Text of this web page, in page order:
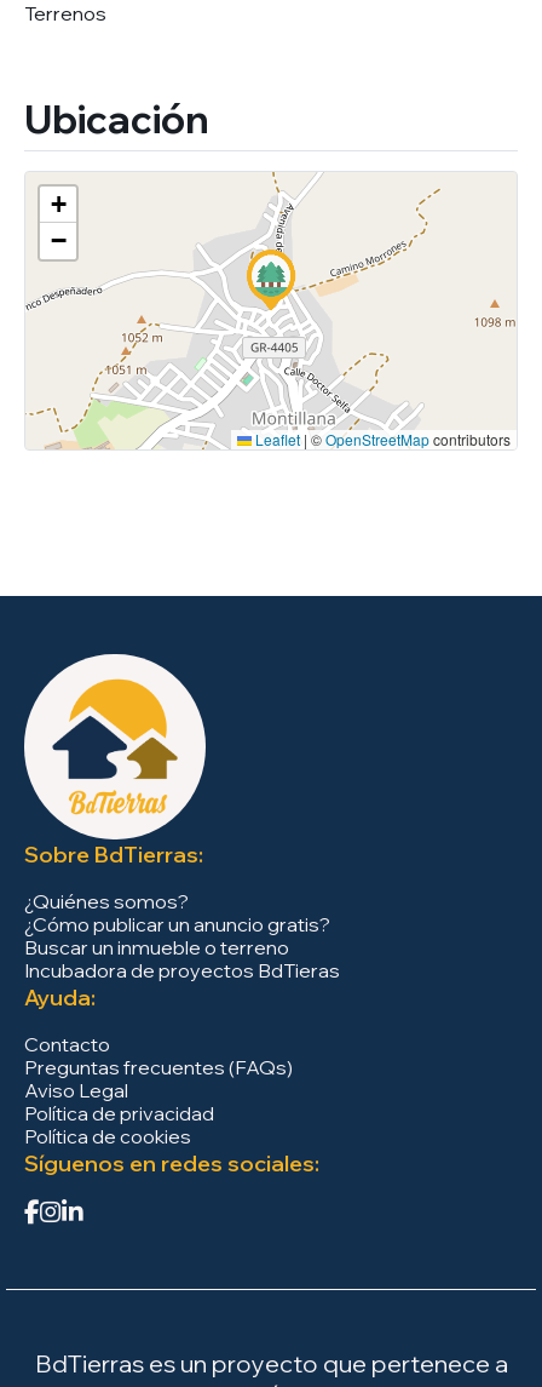
Terrenos
Ubicación
+
−
Leaflet | ©OpenStreetMapcontributors
Sobre BdTierras:
¿Quiénes somos?
¿Cómo publicar un anuncio gratis?
Buscar un inmueble o terreno
Incubadora de proyectos BdTieras
Ayuda:
Contacto
Preguntas frecuentes (FAQs)
Aviso Legal
Política de privacidad
Política de cookies
Síguenos en redes sociales:
BdTierras es un proyecto que pertenece a